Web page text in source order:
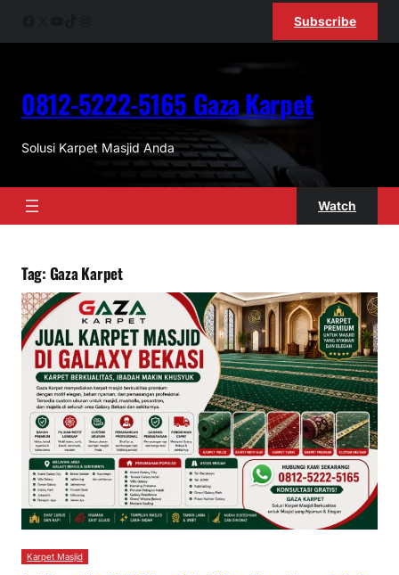
Subscribe
0812-5222-5165 Gaza Karpet
Solusi Karpet Masjid Anda
Watch
Tag: Gaza Karpet
Karpet Masjid